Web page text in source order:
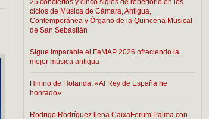
ciclos de Música de Cámara, Antigua,
Contemporánea y Órgano de la Quincena Musical
de San Sebastián
Sigue imparable el FeMAP 2026 ofreciendo la
mejor música antigua
Himno de Holanda: «Al Rey de España he
honrado»
Rodrigo Rodríguez llena CaixaForum Palma con